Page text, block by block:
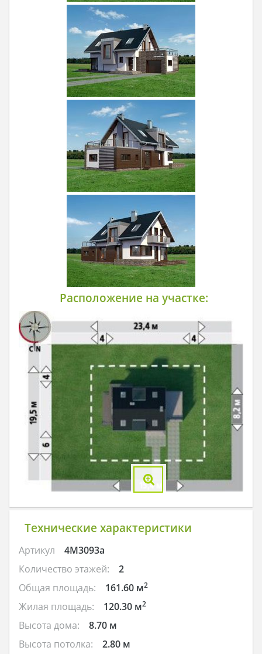
Расположение на участке:
Технические характеристики
Артикул
4M3093a
Количество этажей:
2
Общая площадь:
161.60 м2
Жилая площадь: 120.30 м2
Высота дома:
8.70 м
Высота потолка:
2.80 м